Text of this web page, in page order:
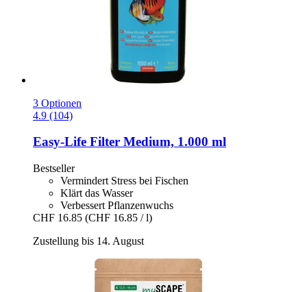
3 Optionen
4.9 (104)
Easy-Life Filter Medium, 1.000 ml
Bestseller
Vermindert Stress bei Fischen
Klärt das Wasser
Verbessert Pflanzenwuchs
CHF 16.85 (CHF 16.85 / l)
Zustellung bis 14. August